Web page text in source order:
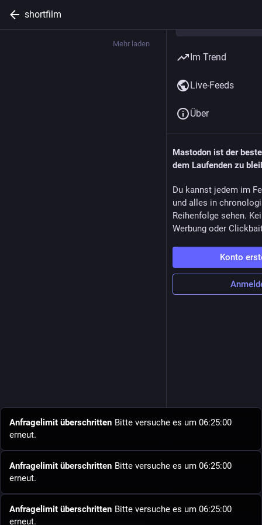
shortfilm
Mehr laden
Im Trend
Live-Feeds
Über
Mastodon ist der
dem Laufenden zu
Du kannst jedem im
und alles in
Reihenfolge sehen.
Werbung oder
Konto
Anfragelimit überschritten Bitte versuche es um 06:25:00
erneut.
Anfragelimit überschritten Bitte versuche es um 06:25:00
erneut.
Anfragelimit überschritten Bitte versuche es um 06:25:00
erneut.